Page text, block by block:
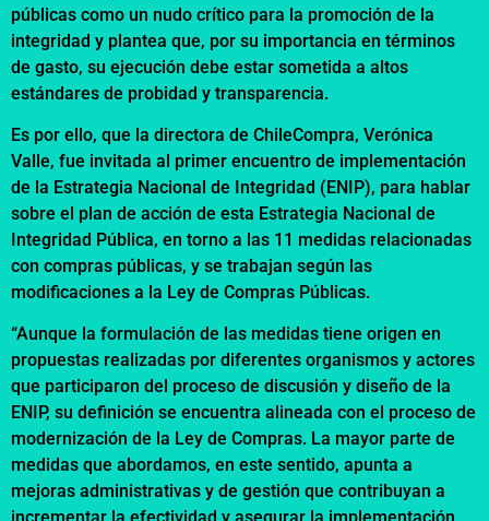
públicas como un nudo crítico para la promoción de la
integridad y plantea que, por su importancia en términos
de gasto, su ejecución debe estar sometida a altos
estándares de probidad y transparencia.
Es por ello, que la directora de ChileCompra, Verónica
Valle, fue invitada al primer encuentro de implementación
de la Estrategia Nacional de Integridad (ENIP), para hablar
sobre el plan de acción de esta Estrategia Nacional de
Integridad Pública, en torno a las 11 medidas relacionadas
con compras públicas, y se trabajan según las
modificaciones a la Ley de Compras Públicas.
“Aunque la formulación de las medidas tiene origen en
propuestas realizadas por diferentes organismos y actores
que participaron del proceso de discusión y diseño de la
ENIP, su definición se encuentra alineada con el proceso de
modernización de la Ley de Compras. La mayor parte de
medidas que abordamos, en este sentido, apunta a
mejoras administrativas y de gestión que contribuyan a